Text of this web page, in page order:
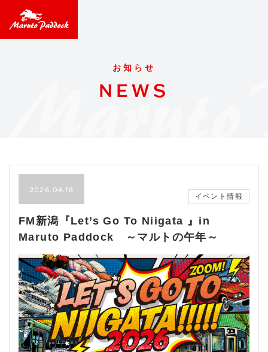
お知らせ
NEWS
2026.04.16
イベント情報
FM新潟『Let’s Go To Niigata 』in
Maruto Paddock ～マルトの午年～